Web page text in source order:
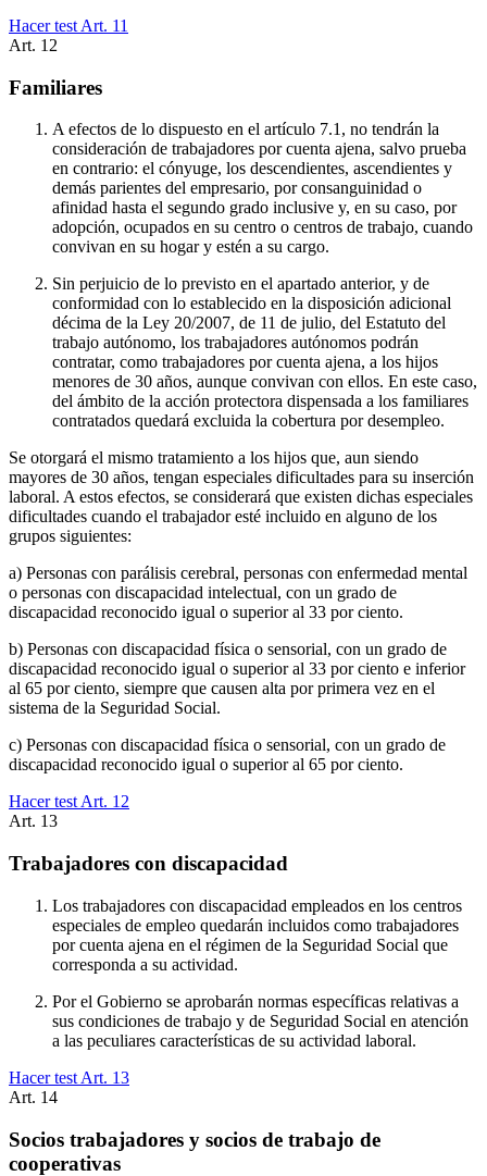
Hacer test Art. 11
Art. 12
Familiares
A efectos de lo dispuesto en el artículo 7.1, no tendrán la
consideración de trabajadores por cuenta ajena, salvo prueba
en contrario: el cónyuge, los descendientes, ascendientes y
demás parientes del empresario, por consanguinidad o
afinidad hasta el segundo grado inclusive y, en su caso, por
adopción, ocupados en su centro o centros de trabajo, cuando
convivan en su hogar y estén a su cargo.
Sin perjuicio de lo previsto en el apartado anterior, y de
conformidad con lo establecido en la disposición adicional
décima de la Ley 20/2007, de 11 de julio, del Estatuto del
trabajo autónomo, los trabajadores autónomos podrán
contratar, como trabajadores por cuenta ajena, a los hijos
menores de 30 años, aunque convivan con ellos. En este caso,
del ámbito de la acción protectora dispensada a los familiares
contratados quedará excluida la cobertura por desempleo.
Se otorgará el mismo tratamiento a los hijos que, aun siendo
mayores de 30 años, tengan especiales dificultades para su inserción
laboral. A estos efectos, se considerará que existen dichas especiales
dificultades cuando el trabajador esté incluido en alguno de los
grupos siguientes:
a) Personas con parálisis cerebral, personas con enfermedad mental
o personas con discapacidad intelectual, con un grado de
discapacidad reconocido igual o superior al 33 por ciento.
b) Personas con discapacidad física o sensorial, con un grado de
discapacidad reconocido igual o superior al 33 por ciento e inferior
al 65 por ciento, siempre que causen alta por primera vez en el
sistema de la Seguridad Social.
c) Personas con discapacidad física o sensorial, con un grado de
discapacidad reconocido igual o superior al 65 por ciento.
Hacer test Art. 12
Art. 13
Trabajadores con discapacidad
Los trabajadores con discapacidad empleados en los centros
especiales de empleo quedarán incluidos como trabajadores
por cuenta ajena en el régimen de la Seguridad Social que
corresponda a su actividad.
Por el Gobierno se aprobarán normas específicas relativas a
sus condiciones de trabajo y de Seguridad Social en atención
a las peculiares características de su actividad laboral.
Hacer test Art. 13
Art. 14
Socios trabajadores y socios de trabajo de
cooperativas